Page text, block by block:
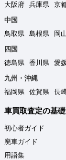
大阪府
兵庫県 京
中国
鳥取県
島根県 岡
四国
徳島県
香川県 愛
九州・沖縄
福岡県
佐賀県 長
車買取査定の基
初心者ガイド
廃車ガイド
用語集